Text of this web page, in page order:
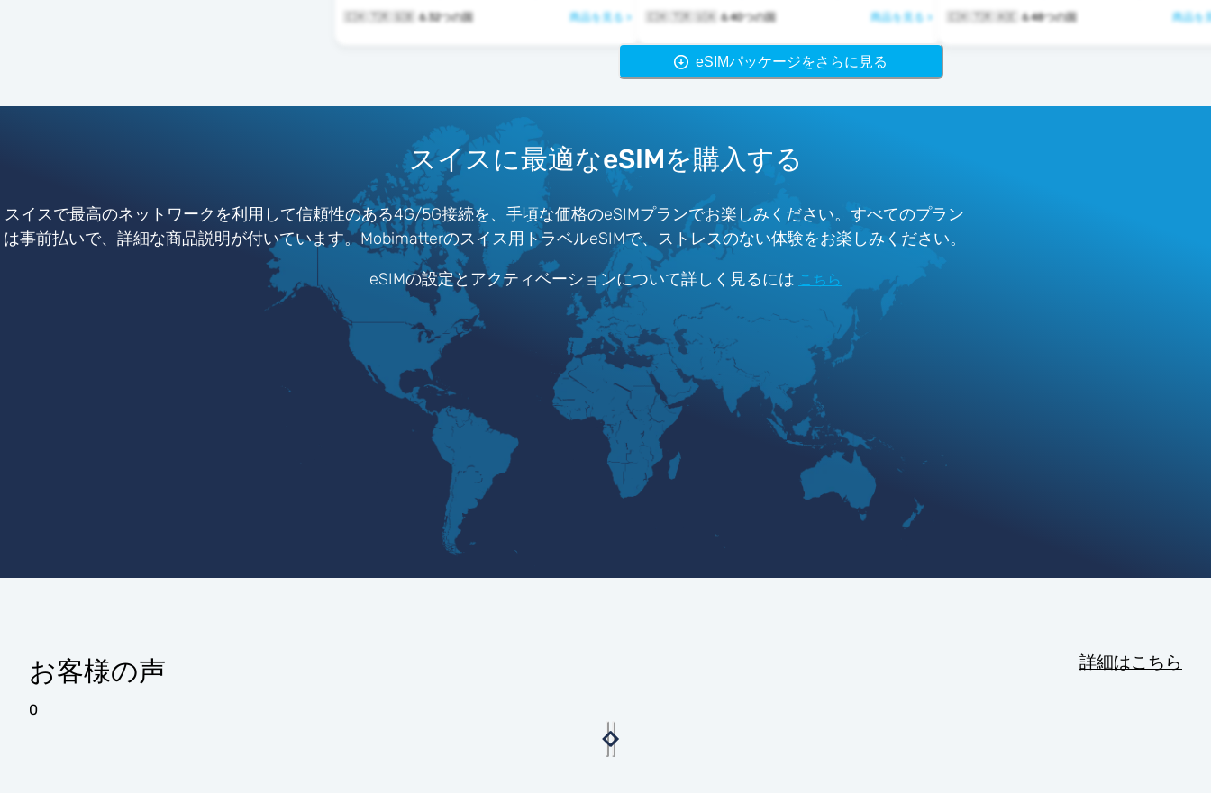
🇨🇭 🇹🇷 🇬🇧 ＆32つの国 商品を見る > 🇨🇭 🇹🇷 🇺🇦 ＆40つの国 商品を見る > 🇨🇭 🇹🇷 🇦🇪 ＆48つの国 商品を
eSIMパッケージをさらに見る
スイスに最適なeSIMを購入する
スイスで最高のネットワークを利用して信頼性のある4G/5G接続を、手頃な価格のeSIMプランでお楽しみください。すべてのプラン
は事前払いで、詳細な商品説明が付いています。Mobimatterのスイス用トラベルeSIMで、ストレスのない体験をお楽しみください。
eSIMの設定とアクティベーションについて詳しく見るには こちら
お客様の声 詳細はこちら
0